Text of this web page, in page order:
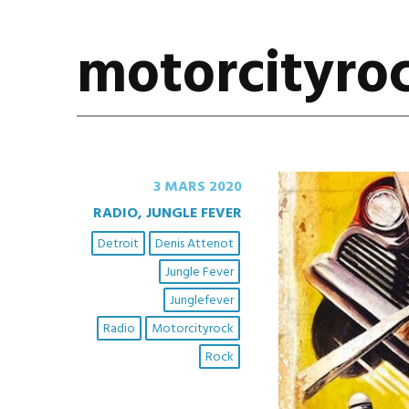
3 MARS 2020
RADIO, JUNGLE FEVER
Denis Attenot
Detroit
Jungle Fever
Junglefever
Motorcityrock
Radio
Rock